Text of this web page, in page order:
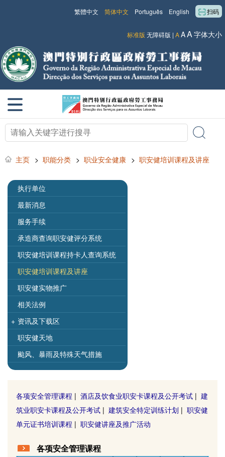
扫码
English
Português
简体中文
繁體中文
标准版 无障碍版 | AAA字体大小
主页 > 职能分类 > 职业安全健康 > 职安健培训课程及讲座
执行单位
最新消息
服务手续
承造商查询职安健评分系统
职安健培训课程持卡人查询系统
职安健培训课程及讲座
职安健实物推广
相关法例
+ 资讯及下载区
职安健天地
颱风、暴雨及特殊天气措施
各项安全管理课程 | 酒店及饮食业职安卡课程及公开考试| 建
筑业职安卡课程及公开考试| 建筑安全特定训练计划 | 职安健
单元证书培训课程 | 职安健讲座及推广活动
各项安全管理课程